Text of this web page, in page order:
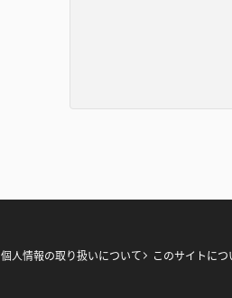
個人情報の取り扱いについて このサイトにつ